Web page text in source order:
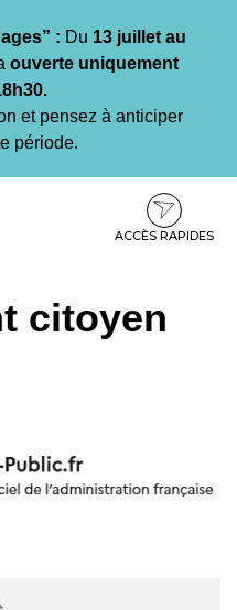
: Du 13 juillet au
ouverte uniquement
et pensez à anticiper
période.
ACCÈS RAPIDES
citoyen